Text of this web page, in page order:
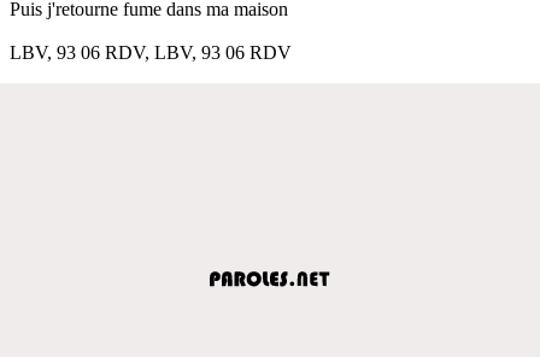
Puis j'retourne fume dans ma maison
LBV, 93 06 RDV, LBV, 93 06 RDV